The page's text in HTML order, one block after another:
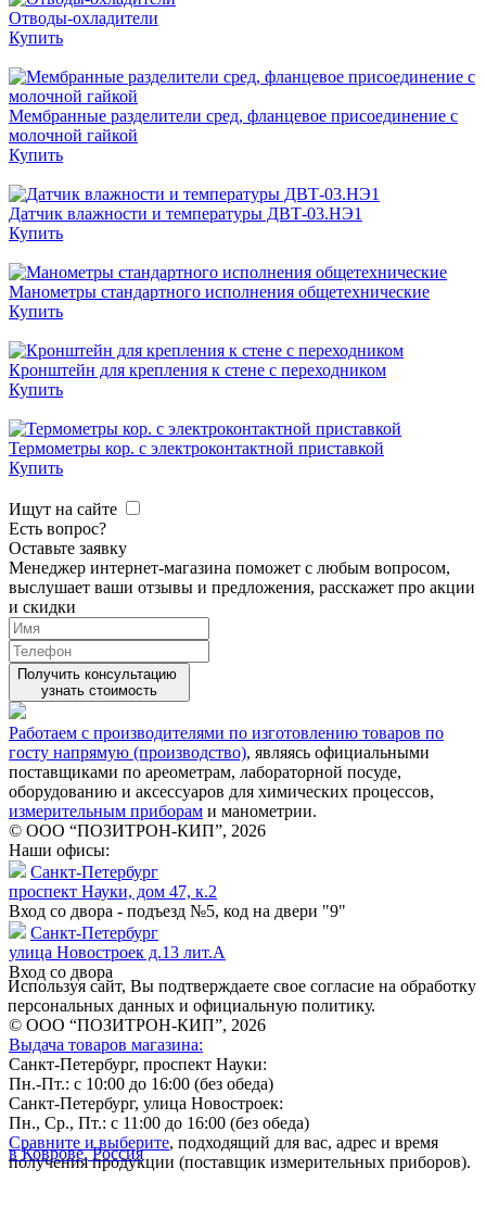
Отводы-охладители
Купить
Мембранные разделители сред, фланцевое присоединение с
молочной гайкой
Купить
Датчик влажности и температуры ДВТ-03.НЭ1
Купить
Манометры стандартного исполнения общетехнические
Купить
Кронштейн для крепления к стене с переходником
Купить
Термометры кор. с электроконтактной приставкой
Купить
Ищут на сайте
Есть вопрос?
Оставьте заявку
Менеджер интернет-магазина поможет с любым вопросом,
выслушает ваши отзывы и предложения, расскажет про акции
и скидки
Получить консультацию
узнать стоимость
Работаем с производителями по изготовлению товаров по
госту напрямую (производство), являясь официальными
поставщиками по ареометрам, лабораторной посуде,
оборудованию и аксессуаров для химических процессов,
измерительным приборам и манометрии.
© ООО “ПОЗИТРОН-КИП”, 2026
Наши офисы:
Санкт-Петербург
проспект Науки, дом 47, к.2
Вход со двора - подъезд №5, код на двери "9"
Санкт-Петербург
улица Новостроек д.13 лит.А
Вход со двора
Используя сайт, Вы подтверждаете свое согласие на обработку
персональных данных и официальную политику.
© ООО “ПОЗИТРОН-КИП”, 2026
Выдача товаров магазина:
Санкт-Петербург, проспект Науки:
Пн.-Пт.: с 10:00 до 16:00 (без обеда)
Санкт-Петербург, улица Новостроек:
Пн., Ср., Пт.: с 11:00 до 16:00 (без обеда)
Сравните и выберите, подходящий для вас, адрес и время
получения продукции (поставщик измерительных приборов).
в Коврове, Россия